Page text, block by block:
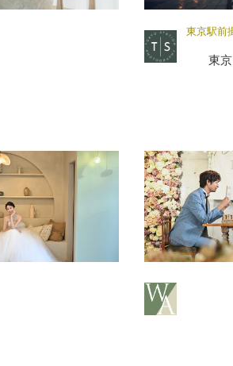
東京駅前
東